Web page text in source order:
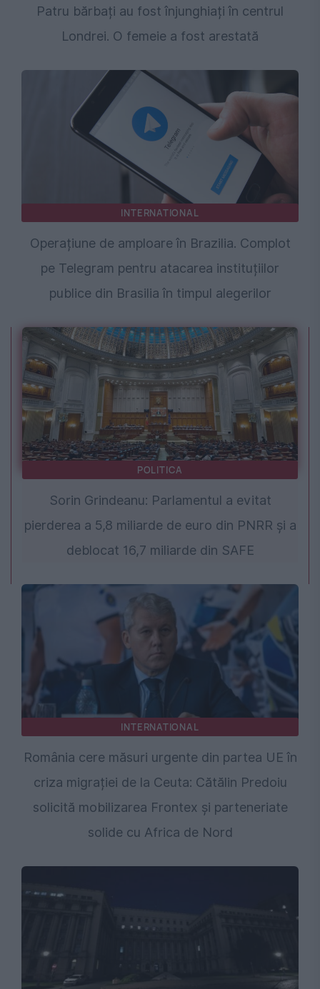
Patru bărbați au fost înjunghiați în centrul
Londrei. O femeie a fost arestată
INTERNATIONAL
Operațiune de amploare în Brazilia. Complot
pe Telegram pentru atacarea instituțiilor
publice din Brasilia în timpul alegerilor
POLITICA
Sorin Grindeanu: Parlamentul a evitat
pierderea a 5,8 miliarde de euro din PNRR și a
deblocat 16,7 miliarde din SAFE
INTERNATIONAL
România cere măsuri urgente din partea UE în
criza migrației de la Ceuta: Cătălin Predoiu
solicită mobilizarea Frontex și parteneriate
solide cu Africa de Nord